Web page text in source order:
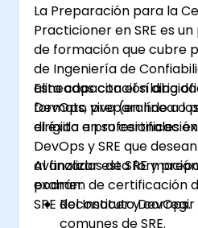
La Preparación para la
Practicioner en SRE es
de formación que cubre
de Ingeniería de
alineadas con el sílabo
DevOps, preparando a
el éxito en su
Esta capacitación
formato vivo (en línea o
dirigida a profesionales
DevOps y SRE que
avanzadas de SRE y
examen de certificación
SRE del Instituto DevOps.
Al finalizar esta
podrán:
Reconocer y
comunes de SRE.